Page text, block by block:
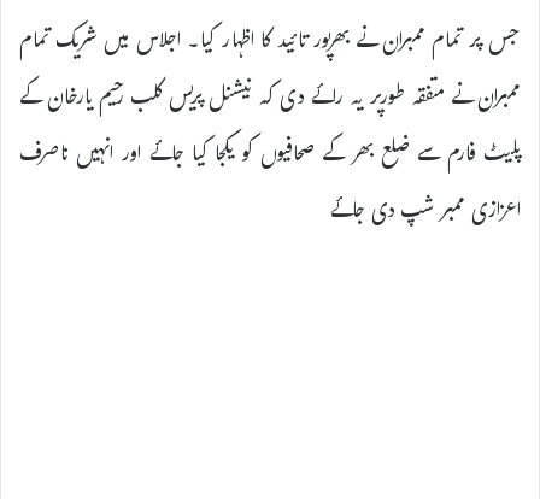
جس پر تمام ممبران نے بھرپور تائید کا اظہار کیا۔ اجلاس میں شریک تمام
ممبران نے متفقہ طورپر یہ رائے دی کہ نیشنل پریس کلب رحیم یارخان کے
پلیٹ فارم سے ضلع بھر کے صحافیوں کو یکجا کیا جائے اور انہیں ناصرف
اعزازی ممبر شپ دی جائے